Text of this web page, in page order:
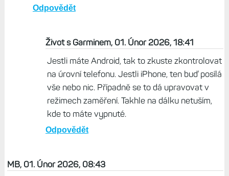
A jaké jsou to hodinky? Novější modely umí blokovat i
Odpovědět
Fifik, 01. Únor 2026, 14:27
Jsou to Vivoactive 6, ale v nastavení se nic
neměnilo a z ničeho nic přestali chodit u app, které
nejvíce potřebuji.
Odpovědět
Život s Garminem, 01. Únor 2026, 18:41